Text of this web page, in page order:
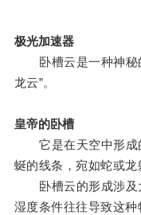
极光加速器
卧槽云是一种神秘的
龙云”。
皇帝的卧槽
它是在天空中形成
蜒的线条，宛如蛇或龙
卧槽云的形成涉及
湿度条件往往导致这种